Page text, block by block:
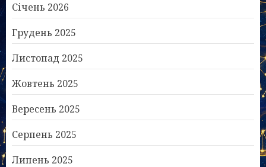
Січень 2026
Грудень 2025
Листопад 2025
Жовтень 2025
Вересень 2025
Серпень 2025
Липень 2025